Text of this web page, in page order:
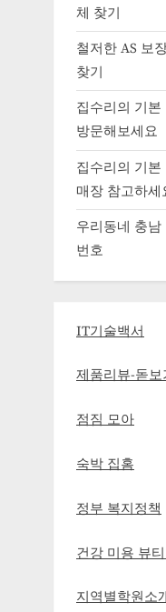
체 찾기
철저한 AS 보
찾기
집수리의 기본
방문해보세요
집수리의 기
매장 참고하세
우리동네 충
번호
IT기술백서
제품리뷰-돋보
점짐 모아
숙박 집홈
정부 복지정책
건강 미용 뷰
지역별학원소